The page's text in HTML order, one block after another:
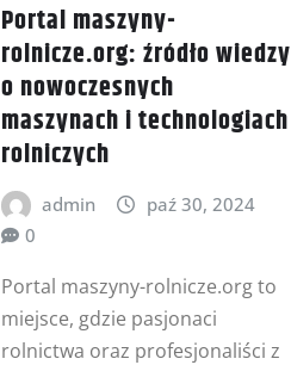
Portal maszyny-
rolnicze.org: źródło wiedzy
o nowoczesnych
maszynach i technologiach
rolniczych
admin
paź 30, 2024
0
Portal maszyny-rolnicze.org to
miejsce, gdzie pasjonaci
rolnictwa oraz profesjonaliści z